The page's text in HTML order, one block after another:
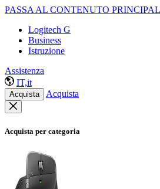
PASSA AL CONTENUTO
Logitech G
Business
Istruzione
Assistenza
IT,it
Acquista Acquista
Acquista per categoria